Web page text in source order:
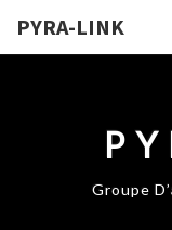
PYRA-LINK
Groupe